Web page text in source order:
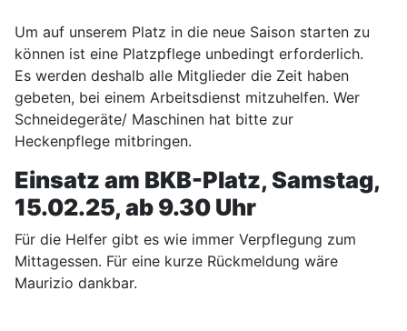
Um auf unserem Platz in die neue Saison starten zu
können ist eine Platzpflege unbedingt erforderlich.
Es werden deshalb alle Mitglieder die Zeit haben
gebeten, bei einem Arbeitsdienst mitzuhelfen. Wer
Schneidegeräte/ Maschinen hat bitte zur
Heckenpflege mitbringen.
Einsatz am BKB-Platz, Samstag,
15.02.25, ab 9.30 Uhr
Für die Helfer gibt es wie immer Verpflegung zum
Mittagessen. Für eine kurze Rückmeldung wäre
Maurizio dankbar.